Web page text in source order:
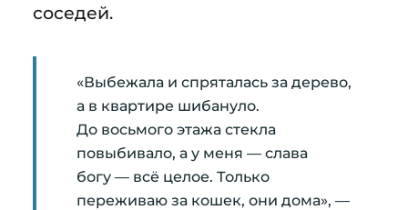
соседей.
«Выбежала и спряталась за дерево,
а в квартире шибануло.
До восьмого этажа стекла
повыбивало, а у меня — слава
богу — всё целое. Только
переживаю за кошек, они дома», —